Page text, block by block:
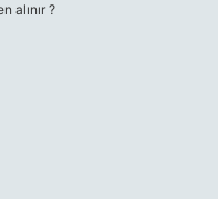
alınır ?